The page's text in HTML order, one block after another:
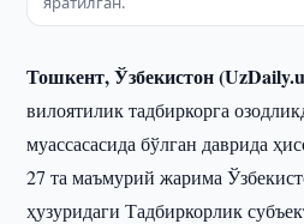
Тошкент, Ўзбекистон
вилоятилик тадбиркорга
муассасасида бўлган даврида
27 та маъмурий жарима
ҳузуридаги Тадбиркорлик